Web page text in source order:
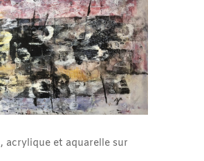
acrylique et aquarelle sur